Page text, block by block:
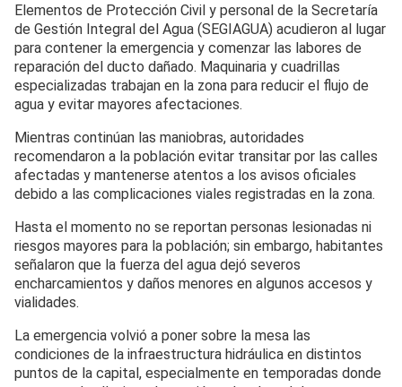
Elementos de Protección Civil y personal de la Secretaría
de Gestión Integral del Agua (SEGIAGUA) acudieron al lugar
para contener la emergencia y comenzar las labores de
reparación del ducto dañado. Maquinaria y cuadrillas
especializadas trabajan en la zona para reducir el flujo de
agua y evitar mayores afectaciones.
Mientras continúan las maniobras, autoridades
recomendaron a la población evitar transitar por las calles
afectadas y mantenerse atentos a los avisos oficiales
debido a las complicaciones viales registradas en la zona.
Hasta el momento no se reportan personas lesionadas ni
riesgos mayores para la población; sin embargo, habitantes
señalaron que la fuerza del agua dejó severos
encharcamientos y daños menores en algunos accesos y
vialidades.
La emergencia volvió a poner sobre la mesa las
condiciones de la infraestructura hidráulica en distintos
puntos de la capital, especialmente en temporadas donde